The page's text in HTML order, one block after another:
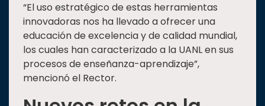
“El uso estratégico de estas herramientas
innovadoras nos ha llevado a ofrecer una
educación de excelencia y de calidad mundial,
los cuales han caracterizado a la UANL en sus
procesos de enseñanza-aprendizaje”,
mencionó el Rector.